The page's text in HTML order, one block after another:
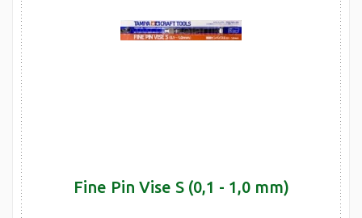
Fine Pin Vise S (0,1 - 1,0 mm)